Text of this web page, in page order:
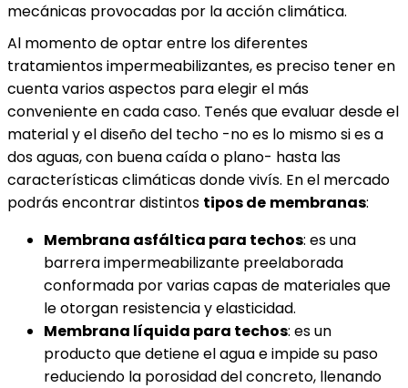
mecánicas provocadas por la acción climática.
Al momento de optar entre los diferentes
tratamientos impermeabilizantes, es preciso tener en
cuenta varios aspectos para elegir el más
conveniente en cada caso. Tenés que evaluar desde el
material y el diseño del techo -no es lo mismo si es a
dos aguas, con buena caída o plano- hasta las
características climáticas donde vivís. En el mercado
podrás encontrar distintos tipos de membranas:
Membrana asfáltica para techos: es una
barrera impermeabilizante preelaborada
conformada por varias capas de materiales que
le otorgan resistencia y elasticidad.
Membrana líquida para techos: es un
producto que detiene el agua e impide su paso
reduciendo la porosidad del concreto, llenando